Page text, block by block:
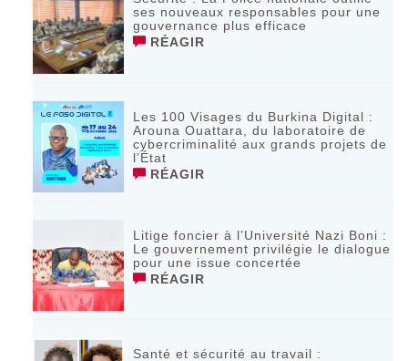
ses nouveaux responsables pour une
gouvernance plus efficace
RÉAGIR
Les 100 Visages du Burkina Digital :
Arouna Ouattara, du laboratoire de
cybercriminalité aux grands projets de
l’État
RÉAGIR
Litige foncier à l’Université Nazi Boni :
Le gouvernement privilégie le dialogue
pour une issue concertée
RÉAGIR
Santé et sécurité au travail :